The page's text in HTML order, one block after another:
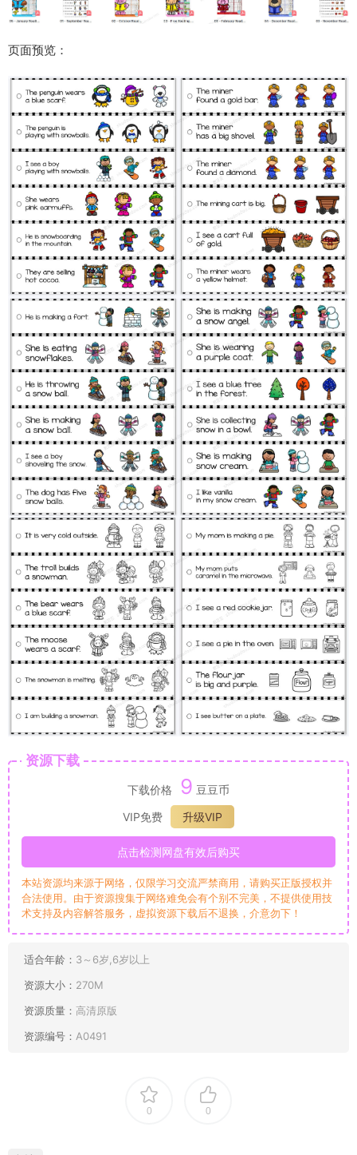
页面预览：
资源下载
下载价格 9 豆豆币
VIP免费
升级VIP
点击检测网盘有效后购买
本站资源均来源于网络，仅限学习交流严禁商用，请购买正版授权并
合法使用。由于资源搜集于网络难免会有个别不完美，不提供使用技
术支持及内容解答服务，虚拟资源下载后不退换，介意勿下！
适合年龄： 3～6岁,6岁以上
资源大小： 270M
资源质量： 高清原版
资源编号： A0491
0 0